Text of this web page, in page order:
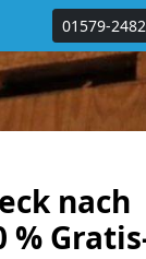
01579-
nach
%